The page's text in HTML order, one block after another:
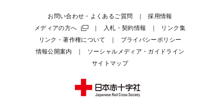
お問い合わせ・よくあるご質問
採用情報
メディアの方へ
入札・契約情報
リンク集
リンク・著作権について
プライバシーポリシー
情報公開案内
ソーシャルメディア・ガイドライン
サイトマップ